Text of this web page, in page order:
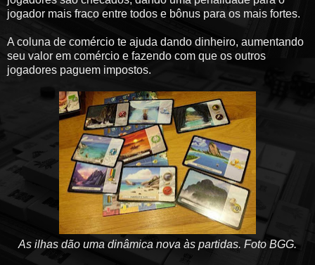
jogador mais fraco entre todos e bônus para os mais fortes.
A coluna de comércio te ajuda dando dinheiro, aumentando
seu valor em comércio e fazendo com que os outros
jogadores paguem impostos.
As ilhas dão uma dinâmica nova às partidas. Foto BGG.